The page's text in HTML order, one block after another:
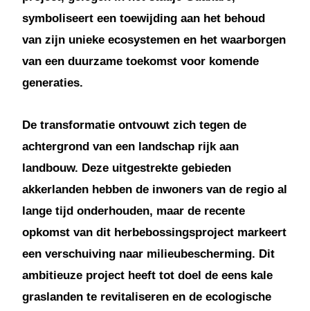
symboliseert een toewijding aan het behoud
van zijn unieke ecosystemen en het waarborgen
van een duurzame toekomst voor komende
generaties.
De transformatie ontvouwt zich tegen de
achtergrond van een landschap rijk aan
landbouw. Deze uitgestrekte gebieden
akkerlanden hebben de inwoners van de regio al
lange tijd onderhouden, maar de recente
opkomst van dit herbebossingsproject markeert
een verschuiving naar milieubescherming. Dit
ambitieuze project heeft tot doel de eens kale
graslanden te revitaliseren en de ecologische